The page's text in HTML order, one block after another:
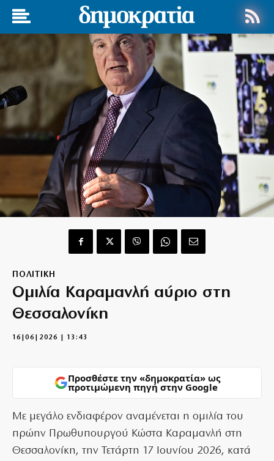
ΠΟΛΙΤΙΚΗ
Ομιλία Καραμανλή αύριο στη
Θεσσαλονίκη
16|06|2026 | 13:43
Προσθέστε την «δημοκρατία» ως
προτιμώμενη πηγή στην Google
Με μεγάλο ενδιαφέρον αναμένεται η ομιλία του
πρώην Πρωθυπουργού Κώστα Καραμανλή στη
Θεσσαλονίκη, την Τετάρτη 17 Ιουνίου 2026, κατά